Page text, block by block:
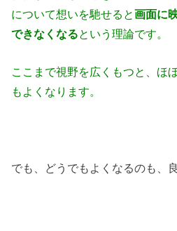
について想いを馳せると画面に
できなくなるという理論です。
ここまで視野を広くもつと、ほ
もよくなります。
でも、どうでもよくなるのも、